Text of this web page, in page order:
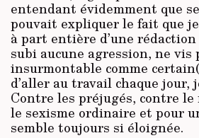
entendant évidemment que
pouvait expliquer le fait que
à part entière d’une
subi aucune agression, ne
insurmontable comme
d’aller au travail chaque jour,
Contre les préjugés, contre le
le sexisme ordinaire et pour
semble toujours si éloignée.